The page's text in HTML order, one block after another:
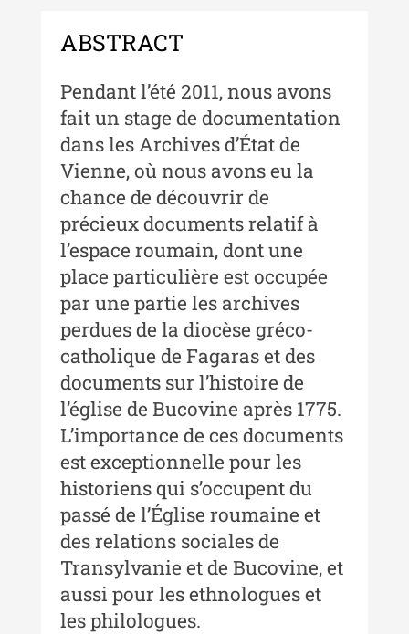
Muzeului de Istorie a Moldovei -
Buletinul ”Ioan Neculce” al
Muzeului de Istorie a Moldovei -
XXII / 2016
Indexul Complet
Anuarul Muzeului Etnografic al
Moldovei
Anuarul Muzeului Etnografic al
Moldovei - XXII / 2022
Anuarul Muzeului Etnografic al
Moldovei - XXI / 2021
Anuarul Muzeului Etnografic al
Moldovei - XX / 2020
Indexul Complet
Buletinul Muzeului Științei și
Tehnicii ”Ștefan Procopiu”
Buletinul Muzeului Științei și
Tehnicii ”Ștefan Procopiu” - An
XV / Nr. 15 / 2021
ABSTRACT
Pendant l’été 2011, nous avons
fait un stage de documentation
dans les Archives d’État de
Vienne, où nous avons eu la
chance de découvrir de
précieux documents relatif à
l’espace roumain, dont une
place particulière est occupée
par une partie les archives
perdues de la diocèse gréco-
catholique de Fagaras et des
documents sur l’histoire de
l’église de Bucovine après 1775.
L’importance de ces documents
est exceptionnelle pour les
historiens qui s’occupent du
passé de l’Église roumaine et
des relations sociales de
Transylvanie et de Bucovine, et
aussi pour les ethnologues et
les philologues.